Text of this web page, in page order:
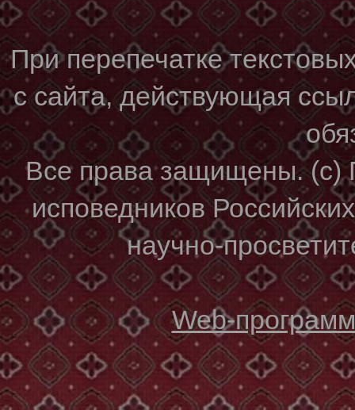
При перепечатке
с сайта, действующая
Все права защищены. (с)
исповедников
научно-
Web-